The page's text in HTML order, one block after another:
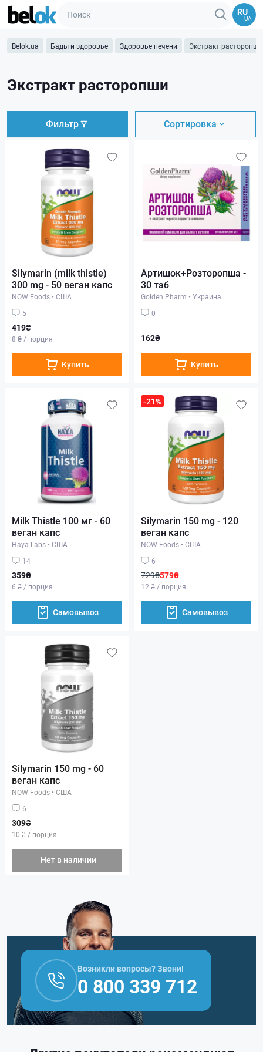
RU
UA
Belok.ua Бады и здоровье Здоровье печени Экстракт расторопши
Экстракт расторопши
Фильтр Сортировка
Silymarin (milk thistle)
300 mg - 50 веган капс
NOW Foods • США
5
419₴
8 ₴ / порция
Купить
Артишок+Розторопша -
30 таб
Golden Pharm • Украина
0
162₴
Купить
Milk Thistle 100 мг - 60
веган капс
Haya Labs • США
14
359₴
6 ₴ / порция
Самовывоз
-21%
Silymarin 150 mg - 120
веган капс
NOW Foods • США
6
729₴579₴
12 ₴ / порция
Самовывоз
Silymarin 150 mg - 60
веган капс
NOW Foods • США
6
309₴
10 ₴ / порция
Нет в наличии
Возникли вопросы? Звони!
0 800 339 712